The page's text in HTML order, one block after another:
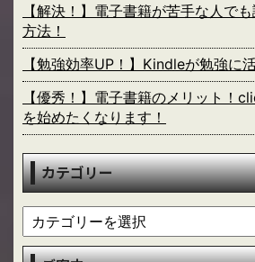
【解決！】電子書籍が苦手な人で
方法！
【勉強効率UP！】Kindleが勉強に
【優秀！】電子書籍のメリット！
を始めたくなります！
カテゴリー